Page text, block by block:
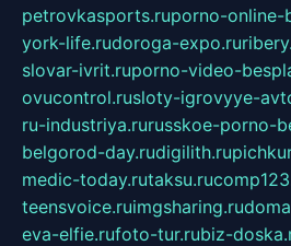
petrovkasports.ruporno-online-
york-life.rudoroga-expo.ru
slovar-ivrit.ruporno-video-
ovucontrol.rusloty-igrovyye-
ru-industriya.rurusskoe-porno-
belgorod-day.rudigilith.ru
medic-today.rutaksu.ru
teensvoice.ruimgsharing.ru
eva-elfie.rufoto-tur.rubiz-